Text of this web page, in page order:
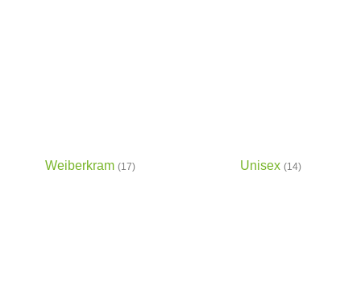
Weiberkram (17) Unisex (14)